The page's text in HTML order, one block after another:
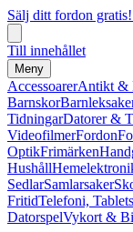
Sälj ditt fordon
Till innehållet
Meny
AccessoarerAntikt &
Barnskor
TidningarDatorer &
VideofilmerFordon
OptikFrimärken
Hushåll
SedlarSamlarsaker
FritidTelefoni,
DatorspelVykort &